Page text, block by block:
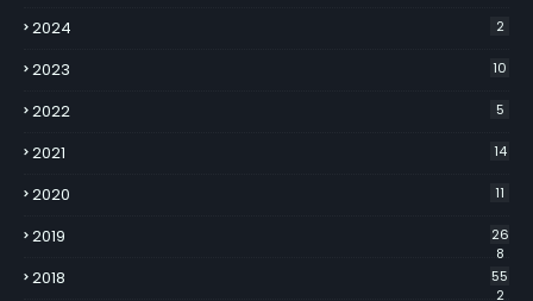
2024 2
2023 10
2022 5
2021 14
2020 11
2019
26
8
2018
55
2